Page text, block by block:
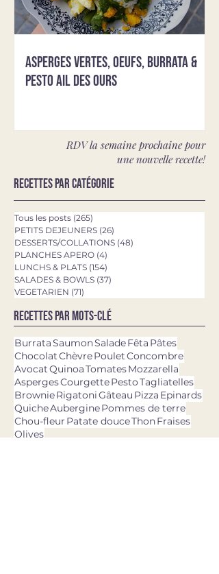
Asperges vertes, oeufs, burrata &
pesto ail des ours
RDV la semaine prochaine pour
une nouvelle recette!
Recettes par catégorie
Tous les posts (265)
PETITS DEJEUNERS (26)
DESSERTS/COLLATIONS (48)
PLANCHES APERO (4)
LUNCHS & PLATS (154)
SALADES & BOWLS (37)
VEGETARIEN (71)
Recettes par mots-clé
BurrataSaumonSaladeFêta Pâtes
ChocolatChèvrePouletConcombre
AvocatQuinoaTomatesMozzarella
AspergesCourgettePestoTagliatelles
BrownieRigatoniGâteau Pizza Epinards
QuicheAuberginePommes de terre
Chou-fleur Patate douceThonFraises
Olives